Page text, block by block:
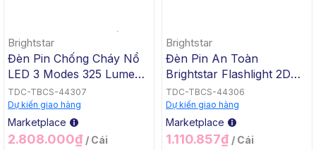
Brightstar
Đèn Pin Chống Cháy Nổ
LED 3 Modes 325 Lumens
Màu Vàng FSL 60170
Koehler Brightstar (ATEX)
(Theo Tiêu Chuẩn Mỹ)
TDC-TBCS-44307
Dự kiến giao hàng
Marketplace
2.808.000₫ / Cái
Brightstar
Đèn Pin An Toàn
Brightstar Flashlight 2D
Cell CE, UL Approved
2217-LED (PN 15460LED)
Koehler Brightstar (Theo
Tiêu Chuẩn Mỹ)
TDC-TBCS-44306
Dự kiến giao hàng
Marketplace
1.110.857₫ / Cái